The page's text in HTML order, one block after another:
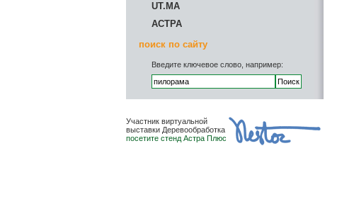
UT.MA
АСТРА
поиск по сайту
Введите ключевое слово, например:
Участник виртуальной
выставки Деревообработка
посетите стенд Астра Плюс